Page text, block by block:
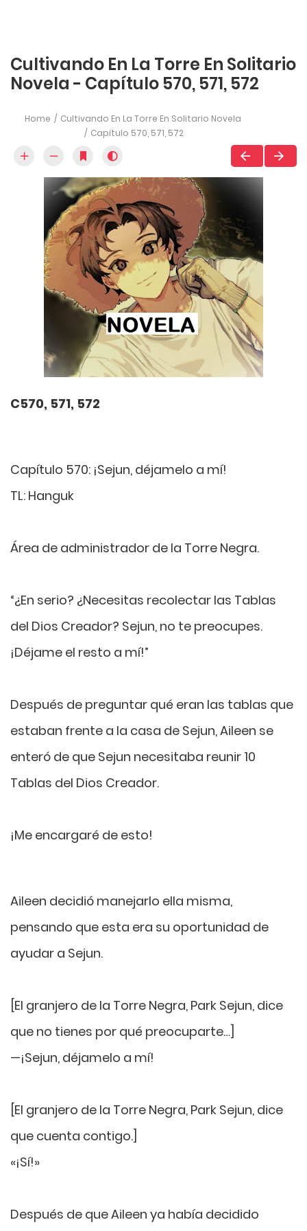
Cultivando En La Torre En Solitario
Novela - Capítulo 570, 571, 572
Home
Cultivando En La Torre En Solitario Novela
Capítulo 570, 571, 572
C570, 571, 572
Capítulo 570: ¡Sejun, déjamelo a mí!
TL: Hanguk
Área de administrador de la Torre Negra.
“¿En serio? ¿Necesitas recolectar las Tablas
del Dios Creador? Sejun, no te preocupes.
¡Déjame el resto a mí!”
Después de preguntar qué eran las tablas que
estaban frente a la casa de Sejun, Aileen se
enteró de que Sejun necesitaba reunir 10
Tablas del Dios Creador.
¡Me encargaré de esto!
Aileen decidió manejarlo ella misma,
pensando que esta era su oportunidad de
ayudar a Sejun.
[El granjero de la Torre Negra, Park Sejun, dice
que no tienes por qué preocuparte…]
—¡Sejun, déjamelo a mí!
[El granjero de la Torre Negra, Park Sejun, dice
que cuenta contigo.]
«¡Sí!»
Después de que Aileen ya había decidido